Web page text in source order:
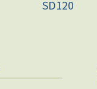
SD120